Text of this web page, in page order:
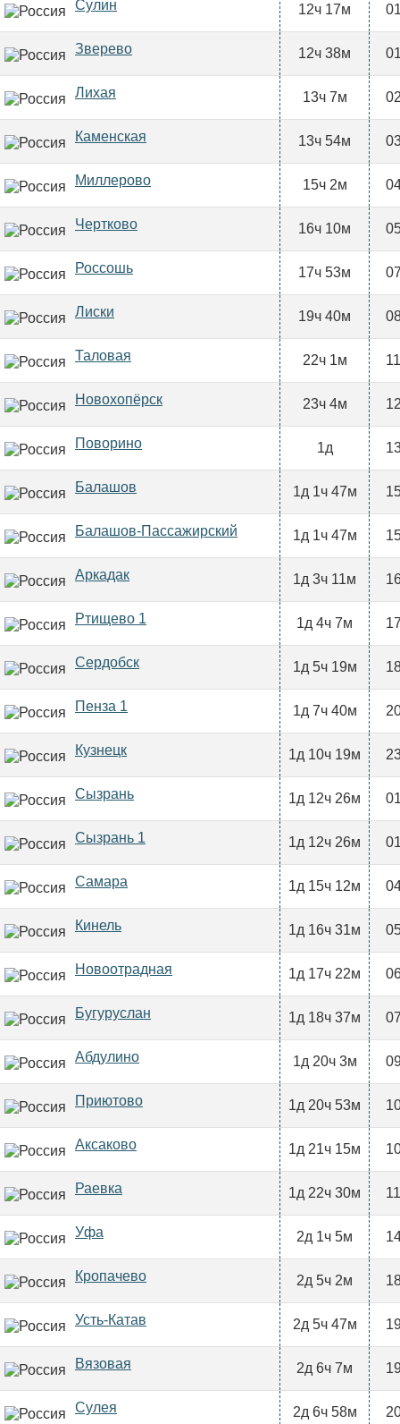
Сулин 12ч 17м
Зверево 12ч 38м
Лихая 13ч 7м
Каменская 13ч 54м
Миллерово 15ч 2м
Чертково 16ч 10м
Россошь 17ч 53м
Лиски 19ч 40м
Таловая 22ч 1м
Новохопёрск 23ч 4м
Поворино 1д
Балашов 1д 1ч 47м
Балашов-Пассажирский 1д 1ч 47м
Аркадак 1д 3ч 11м
Ртищево 1 1д 4ч 7м
Сердобск 1д 5ч 19м
Пенза 1 1д 7ч 40м
Кузнецк 1д 10ч 19м
Сызрань 1д 12ч 26м
Сызрань 1 1д 12ч 26м
Самара 1д 15ч 12м
Кинель 1д 16ч 31м
Новоотрадная 1д 17ч 22м
Бугуруслан 1д 18ч 37м
Абдулино 1д 20ч 3м
Приютово 1д 20ч 53м
Аксаково 1д 21ч 15м
Раевка 1д 22ч 30м
Уфа 2д 1ч 5м
Кропачево 2д 5ч 2м
Усть-Катав 2д 5ч 47м
Вязовая 2д 6ч 7м
Сулея 2д 6ч 58м